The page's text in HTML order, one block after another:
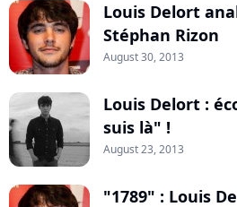
Louis Delort
Stéphan Rizon
August 30, 2013
Louis Delort :
suis là" !
August 23, 2013
"1789" : Louis